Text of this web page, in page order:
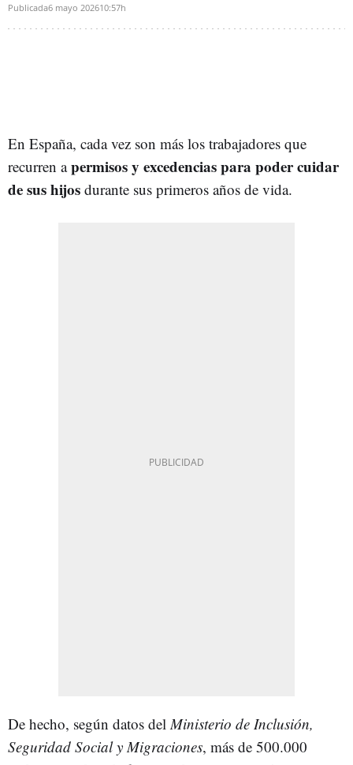
Publicada6 mayo 202610:57h
En España, cada vez son más los trabajadores que
recurren apermisos y excedencias para poder cuidar
de sus hijos durante sus primeros años de vida.
De hecho, según datos del Ministerio de Inclusión,
Seguridad Social y Migraciones, más de 500.000